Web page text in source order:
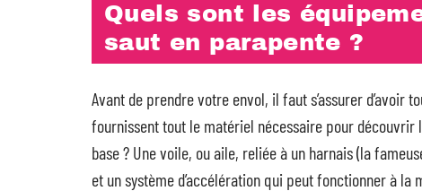
Quels sont les
saut en parapente ?
Avant de prendre votre envol, il faut s’assurer d’avoir
fournissent tout le matériel nécessaire pour découvrir
base ? Une voile, ou aile, reliée à un harnais (la
et un système d’accélération qui peut fonctionner à la